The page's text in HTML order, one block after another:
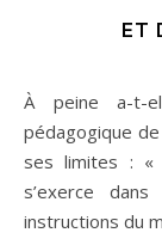
ET
À peine a-t-elle reconnu l’existence de la liberté
pédagogique
ses limites : «
s’exerce
instructions du